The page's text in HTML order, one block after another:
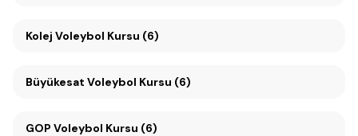
Kolej Voleybol Kursu (6)
Büyükesat Voleybol Kursu (6)
GOP Voleybol Kursu (6)